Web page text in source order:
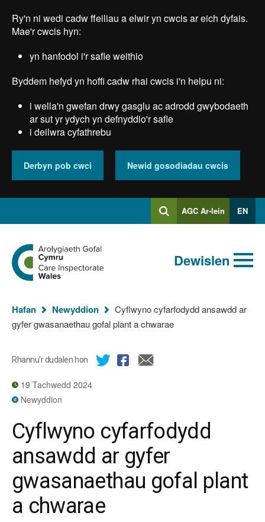
main
Ry'n ni wedi cadw ffeiliau a elwir yn cwcis ar eich dyfais.
Mae'r cwcis hyn:
yn hanfodol i'r safle weithio
Byddem hefyd yn hoffi cadw rhai cwcis i'n helpu ni:
i wella'n gwefan drwy gasglu ac adrodd gwybodaeth
ar sut yr ydych yn defnyddio'r safle
i deilwra cyfathrebu
Derbyn pob cwci Newid gosodiadau cwcis
ChwilioMewngofnodi
i
AGC Ar-lein EN
Chwiliad
allweddeiriau
cyflawn
Chwilio
Ewch
i
hafan
Arolygiaeth
Cymru
Dewislen
Rydych
chi
Hafan Newyddion
Cyflwyno cyfarfodydd ansawdd ar
gyfer gwasanaethau gofal plant a chwarae
Rhannu’r dudalen hon
19 Tachwedd 2024
Newyddion
Cyflwyno cyfarfodydd
ansawdd ar gyfer
gwasanaethau gofal plant
a chwarae